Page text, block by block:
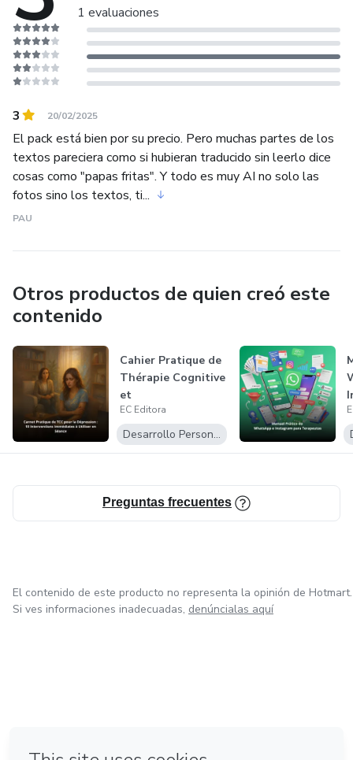
1 evaluaciones
3 20/02/2025
El pack está bien por su precio. Pero muchas partes de los
textos pareciera como si hubieran traducido sin leerlo dice
cosas como "papas fritas". Y todo es muy AI no solo las
fotos sino los textos, ti...
PAU
Otros productos de quien creó este
contenido
Cahier Pratique de
Thérapie Cognitive
et
Comportementale
(TC...
EC Editora
Desarrollo Personal
Preguntas frecuentes
El contenido de este producto no representa la opinión de Hotmart.
Si ves informaciones inadecuadas, denúncialas aquí
en Ciudad de México